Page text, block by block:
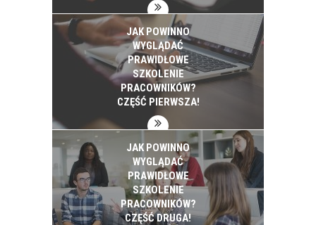
JAK POWINNO
WYGLĄDAĆ
PRAWIDŁOWE
SZKOLENIE
PRACOWNIKÓW?
CZĘŚĆ PIERWSZA!
JAK POWINNO
WYGLĄDAĆ
PRAWIDŁOWE
SZKOLENIE
PRACOWNIKÓW?
CZĘŚĆ DRUGA!